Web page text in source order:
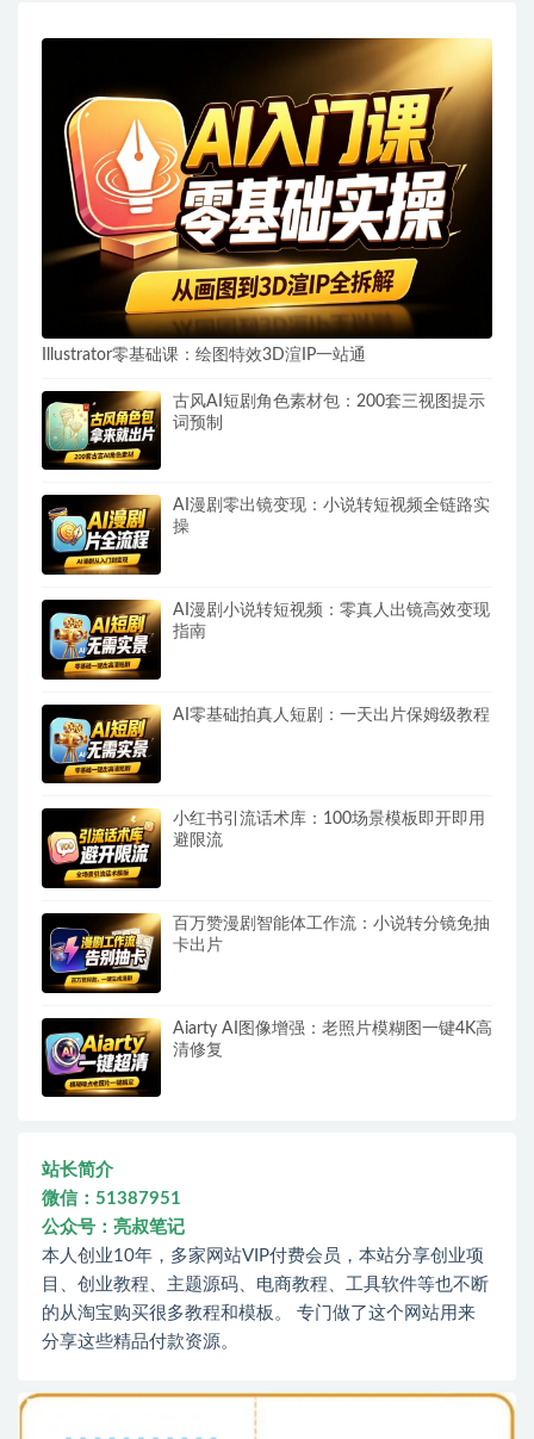
Illustrator零基础课：绘图特效3D渲IP一站通
古风AI短剧角色素材包：200套三视图提示
词预制
AI漫剧零出镜变现：小说转短视频全链路实
操
AI漫剧小说转短视频：零真人出镜高效变现
指南
AI零基础拍真人短剧：一天出片保姆级教程
小红书引流话术库：100场景模板即开即用
避限流
百万赞漫剧智能体工作流：小说转分镜免抽
卡出片
Aiarty AI图像增强：老照片模糊图一键4K高
清修复
站长简介
微信：51387951
公众号：亮叔笔记
本人创业10年，多家网站VIP付费会员，本站分享创业项
目、创业教程、主题源码、电商教程、工具软件等也不断
的从淘宝购买很多教程和模板。 专门做了这个网站用来
分享这些精品付款资源。